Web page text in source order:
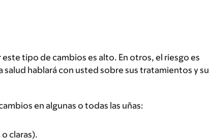
tipo de cambios es alto. En otros, el riesgo es
hablará con usted sobre sus tratamientos y su
en algunas o todas las uñas:
claras).